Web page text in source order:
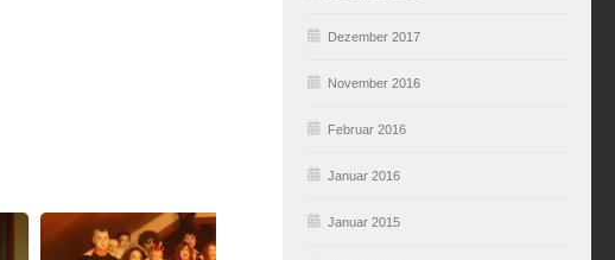
Dezember 2017
November 2016
Februar 2016
Januar 2016
Januar 2015